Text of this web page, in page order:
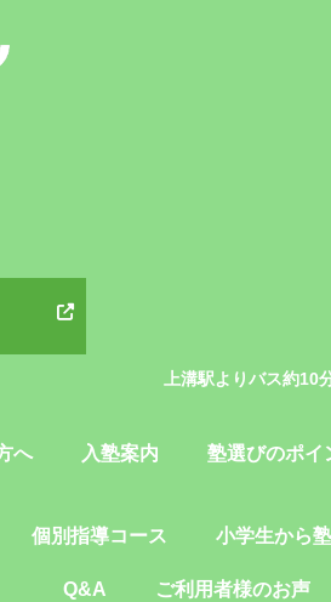
上溝駅よりバス約10
へ 入塾案内 塾選びのポイ
個別指導コース 小学生から
Q&A ご利用者様のお声